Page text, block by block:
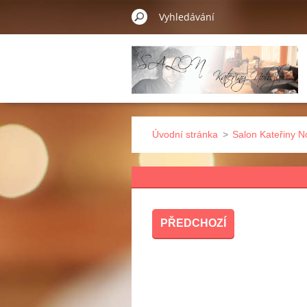
Úvodní stránka > Salon Kateřiny
PŘEDCHOZÍ